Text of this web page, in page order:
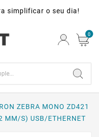
simplificar o seu dia!
0
ZEBRA MONO ZD421
MM/S) USB/ETHERNET